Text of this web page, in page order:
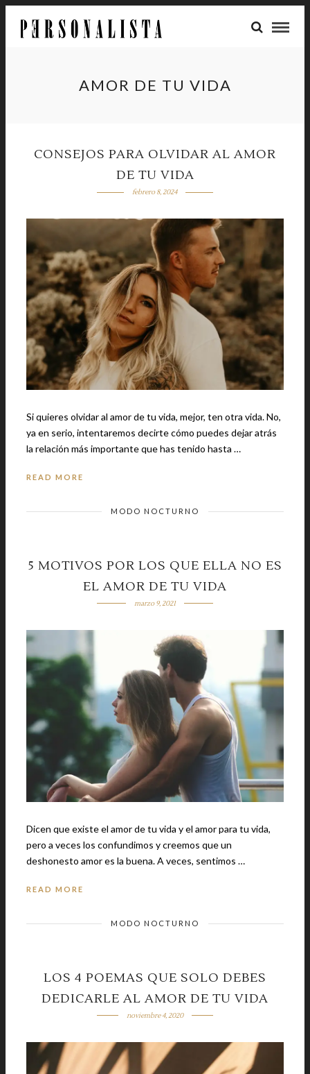
AMOR DE TU VIDA
CONSEJOS PARA OLVIDAR AL AMOR
DE TU VIDA
febrero 8, 2024
Si quieres olvidar al amor de tu vida, mejor, ten otra vida. No,
ya en serio, intentaremos decirte cómo puedes dejar atrás
la relación más importante que has tenido hasta …
READ MORE
MODO NOCTURNO
5 MOTIVOS POR LOS QUE ELLA NO ES
EL AMOR DE TU VIDA
marzo 9, 2021
Dicen que existe el amor de tu vida y el amor para tu vida,
pero a veces los confundimos y creemos que un
deshonesto amor es la buena. A veces, sentimos …
READ MORE
MODO NOCTURNO
LOS 4 POEMAS QUE SOLO DEBES
DEDICARLE AL AMOR DE TU VIDA
noviembre 4, 2020